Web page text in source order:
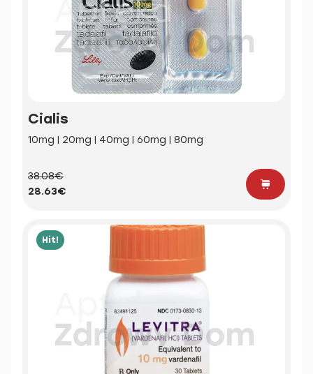
Cialis
10mg | 20mg | 40mg | 60mg | 80mg
38.08€
28.63€
Hit!